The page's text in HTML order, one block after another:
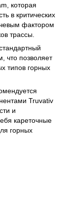
которая
в критических
фактором
трассы.
что позволяет
типов горных
Truvativ
и
кареточные
горных